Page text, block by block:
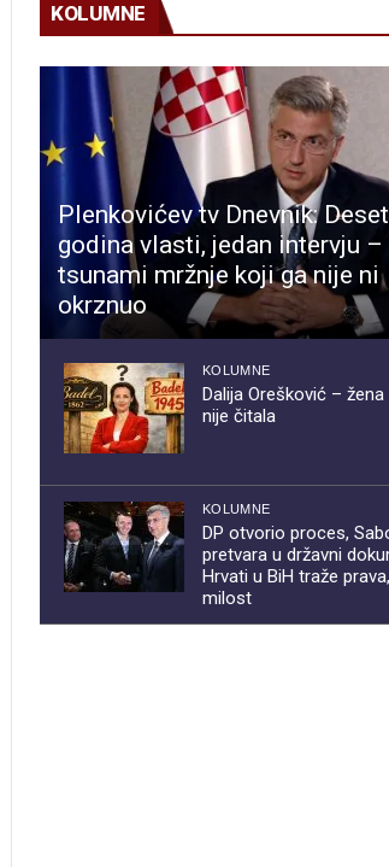
KOLUMNE
Plenkovićev tv Dnevnik: Deset
godina vlasti, jedan intervju –
tsunami mržnje koji ga nije ni
okrznuo
KOLUMNE
Dalija Orešković –
nije čitala
KOLUMNE
DP otvorio proces,
pretvara u državni
Hrvati u BiH traže
milost